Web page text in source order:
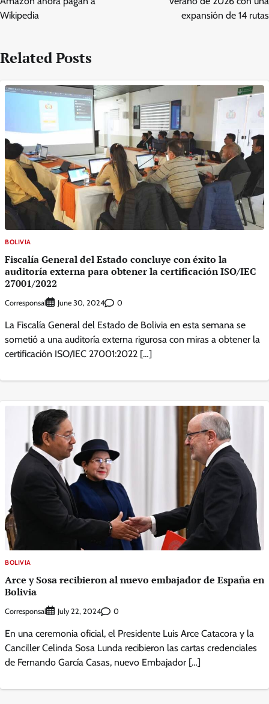
Wikipedia
expansión de 14 rutas
Related Posts
BOLIVIA
Fiscalía General del Estado concluye con éxito la
auditoría externa para obtener la certificación ISO/IEC
27001/2022
Corresponsal June 30, 2024 0
La Fiscalía General del Estado de Bolivia en esta semana se
sometió a una auditoría externa rigurosa con miras a obtener la
certificación ISO/IEC 27001:2022 […]
BOLIVIA
Arce y Sosa recibieron al nuevo embajador de España en
Bolivia
Corresponsal July 22, 2024 0
En una ceremonia oficial, el Presidente Luis Arce Catacora y la
Canciller Celinda Sosa Lunda recibieron las cartas credenciales
de Fernando García Casas, nuevo Embajador […]